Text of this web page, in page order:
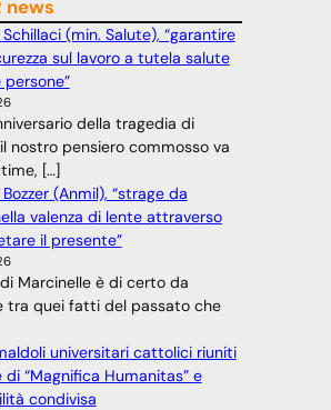
news
(min. Salute), “garantire
sul lavoro a tutela salute
della tragedia di
nostro pensiero commosso va
[…]
(Anmil), “strage da
valenza di lente attraverso
il presente”
Marcinelle è di certo da
tra quei fatti del passato che
universitari cattolici riuniti
di “Magnifica Humanitas” e
condivisa